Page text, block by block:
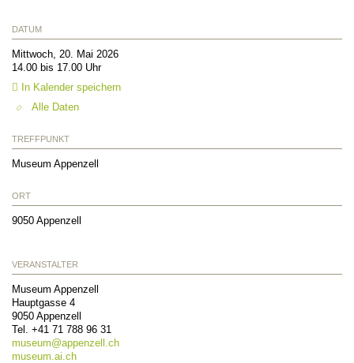
DATUM
Mittwoch, 20. Mai 2026
14.00 bis 17.00 Uhr
In Kalender speichern
Alle Daten
TREFFPUNKT
Museum Appenzell
ORT
9050 Appenzell
VERANSTALTER
Museum Appenzell
Hauptgasse 4
9050 Appenzell
Tel. +41 71 788 96 31
museum@appenzell.ch
museum.ai.ch